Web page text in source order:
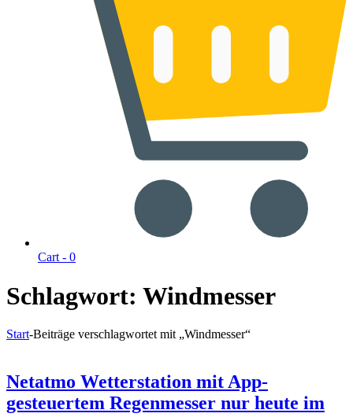
Cart - 0
Schlagwort: Windmesser
Start-Beiträge verschlagwortet mit „Windmesser“
Netatmo Wetterstation mit App-
gesteuertem Regenmesser nur heute im